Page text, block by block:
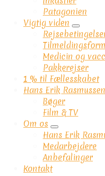
Patagonien
Vigtig viden
Submenu
Medicin og
Pakkerejser
1 % til Fællesskabet
Hans Erik Rasmussen
Bøger
Film & TV
Om os
Submenu
Hans Erik
Medarbejdere
Anbefalinger
Kontakt